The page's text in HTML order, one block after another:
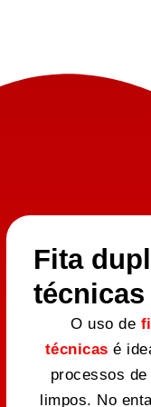
Fita
O uso de
técnicas é
processos
limpos. No